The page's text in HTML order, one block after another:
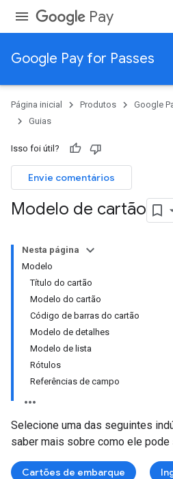
Pay
Google Pay for Passes
Página inicial Produtos Google
Guias
Isso foi útil?
Envie comentários
Modelo de cartão
Nesta página
Modelo
Título do cartão
Modelo do cartão
Código de barras do cartão
Modelo de detalhes
Modelo de lista
Rótulos
Referências de campo
Selecione uma das seguintes
saber mais sobre como ele pode
Cartões de embarque